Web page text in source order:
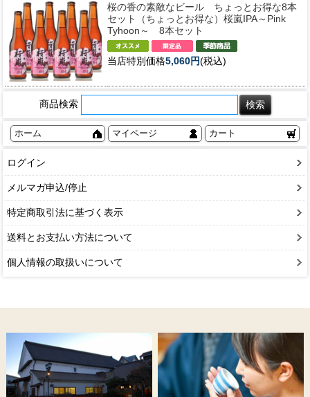
桜の香の素敵なビール ちょっとお得な8本
セット
（ちょっとお得な）桜嵐IPA～Pink
Tyhoon～ 8本セット
当店特別価格5,060円(税込)
商品検索
ホーム マイページ カート
ログイン
メルマガ申込/停止
特定商取引法に基づく表示
送料とお支払い方法について
個人情報の取扱いについて